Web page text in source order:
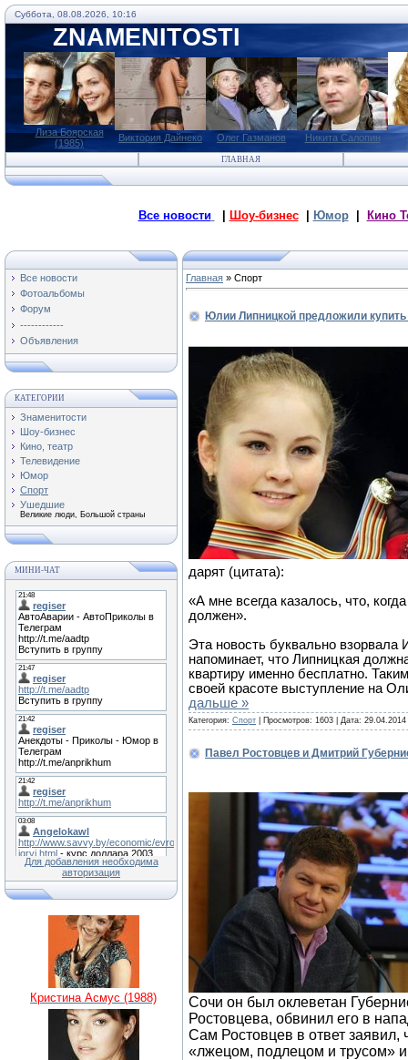
Суббота, 08.08.2026, 10:16
ZNAMENITOSTI
Лиза Боярская
(1985)
Виктория Дайнеко Олег Газманов Никита Салопин
ГЛАВНАЯ
Все новости Шоу-бизнес| Юмор| Кино
Все новости
Фотоальбомы
Форум
------------
Объявления
КАТЕГОРИИ
Знаменитости
Шоу-бизнес
Кино, театр
Телевидение
Юмор
Спорт
Ушедшие
Великие люди, Большой страны
МИНИ-ЧАТ
Для добавления необходима
авторизация
Кристина Асмус (1988)
Главная » Спорт
Юлии Липницкой предложили
дарят (цитата):
«А мне всегда казалось, что,
должен».
Эта новость буквально
напоминает, что Липницкая
квартиру именно бесплатно.
своей красоте выступление на
дальше »
Категория: Спорт | Просмотров: 1603 | Дата: 29.04.2014
Павел Ростовцев и Дмитрий
Сочи он был оклеветан
Ростовцева, обвинил его в
Сам Ростовцев в ответ заявил,
«лжецом, подлецом и трусом»